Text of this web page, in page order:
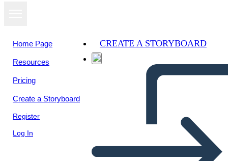
Home Page
Resources
Pricing
Create a Storyboard
Register
Log In
CREATE A STORYBOARD
View as
slideshow